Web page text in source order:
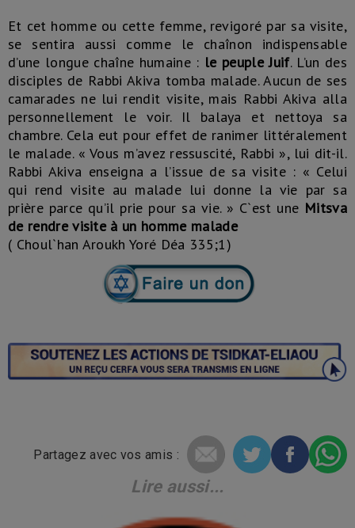
Et cet homme ou cette femme, revigoré par sa visite,
se sentira aussi comme le chaînon indispensable
d’une longue chaîne humaine : le peuple Juif. L’un des
disciples de Rabbi Akiva tomba malade. Aucun de ses
camarades ne lui rendit visite, mais Rabbi Akiva alla
personnellement le voir. Il balaya et nettoya sa
chambre. Cela eut pour effet de ranimer littéralement
le malade. « Vous m’avez ressuscité, Rabbi », lui dit-il.
Rabbi Akiva enseigna a l’issue de sa visite : « Celui
qui rend visite au malade lui donne la vie par sa
prière parce qu’il prie pour sa vie. » C`est une Mitsva
de rendre visite à un homme malade
( Choul`han Aroukh Yoré Déa 335;1)
Partagez avec vos amis :
Lire aussi...